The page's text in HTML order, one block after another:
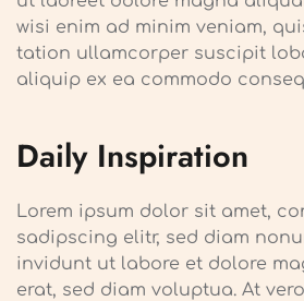
wisi enim ad minim veniam,
tation ullamcorper suscipit
aliquip ex ea commodo
Daily Inspiration
Lorem ipsum dolor sit amet,
sadipscing elitr, sed diam
invidunt ut labore et dolore
erat, sed diam voluptua. At